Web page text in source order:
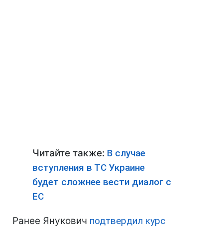
Читайте также: В случае
вступления в ТС Украине
будет сложнее вести диалог с
ЕС
Ранее Янукович подтвердил курс